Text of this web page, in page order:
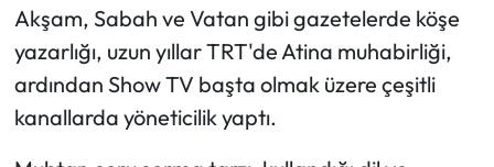
Akşam, Sabah ve Vatan gibi gazetelerde köşe
yazarlığı, uzun yıllar TRT'de Atina muhabirliği,
ardından Show TV başta olmak üzere çeşitli
kanallarda yöneticilik yaptı.